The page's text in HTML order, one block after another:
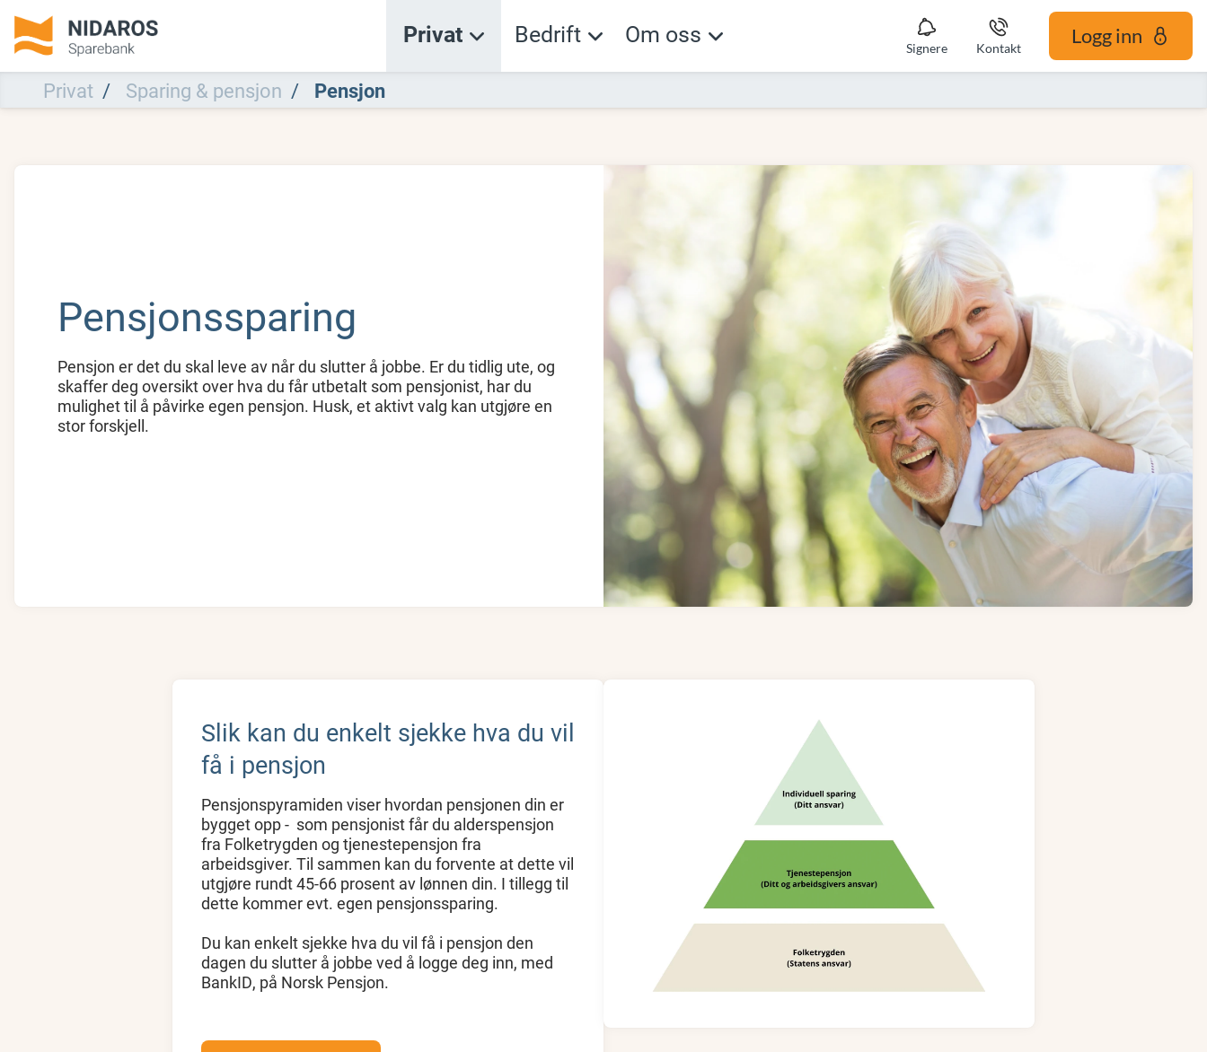
Privat Sparing & pensjon Pensjon
Privat Bedrift Om oss Signere Kontakt
Logg inn
Pensjonssparing
Pensjon er det du skal leve av når du slutter å jobbe. Er du tidlig ute, og
skaffer deg oversikt over hva du får utbetalt som pensjonist, har du
mulighet til å påvirke egen pensjon. Husk, et aktivt valg kan utgjøre en
stor forskjell.
Slik kan du enkelt sjekke hva du vil
få i pensjon
Pensjonspyramiden viser hvordan pensjonen din er
bygget opp - som pensjonist får du alderspensjon
fra Folketrygden og tjenestepensjon fra
arbeidsgiver. Til sammen kan du forvente at dette vil
utgjøre rundt 45-66 prosent av lønnen din. I tillegg til
dette kommer evt. egen pensjonssparing.
Du kan enkelt sjekke hva du vil få i pensjon den
dagen du slutter å jobbe ved å logge deg inn, med
BankID, på Norsk Pensjon.